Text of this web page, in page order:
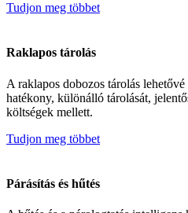
Tudjon meg többet
Raklapos tárolás
A raklapos dobozos tárolás
hatékony, különálló tárolását,
költségek mellett.
Tudjon meg többet
Párásítás és hűtés